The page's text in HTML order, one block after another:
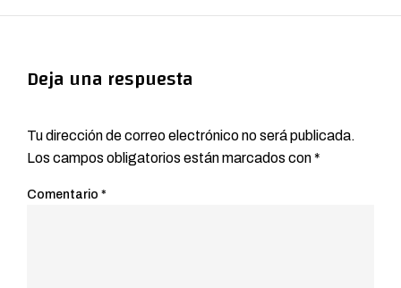
Deja una respuesta
Tu dirección de correo electrónico no será publicada.
Los campos obligatorios están marcados con*
Comentario *